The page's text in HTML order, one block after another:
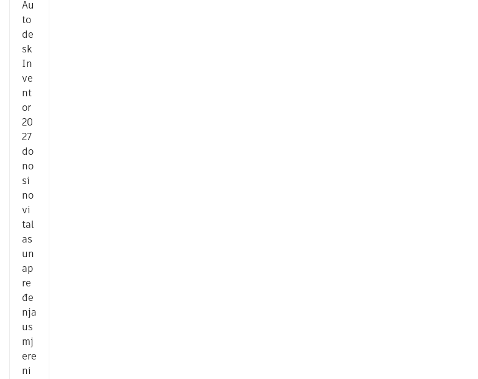
Au
to
de
sk
In
ve
nt
or
20
27
do
no
si
no
vi
tal
as
un
ap
re
đe
nja
us
mj
ere
ni